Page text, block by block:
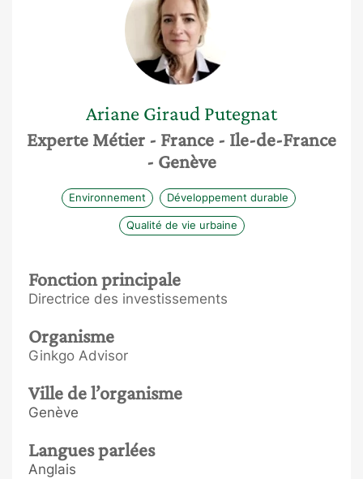
Ariane Giraud Putegnat
Experte Métier - France - Ile-de-France
- Genève
Environnement Développement durable
Qualité de vie urbaine
Fonction principale
Directrice des investissements
Organisme
Ginkgo Advisor
Ville de l’organisme
Genève
Langues parlées
Anglais